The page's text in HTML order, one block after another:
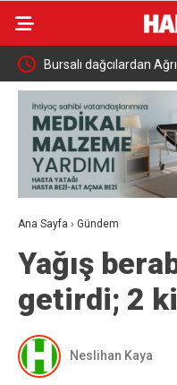
Bursalı dağcılardan
mesajı
Ana Sayfa › Gündem
Yağış
getirdi; 2
Neslihan Kaya